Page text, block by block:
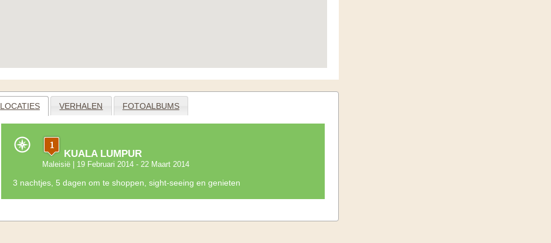
LOCATIES VERHALEN FOTOALBUMS
KUALA LUMPUR
Maleisië| 19 Februari 2014 - 22 Maart 2014
3 nachtjes, 5 dagen om te shoppen, sight-seeing en genieten